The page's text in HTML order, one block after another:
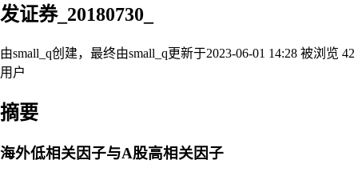
发证券_20180730_
由small_q创建，最终由small_q更新于2023-06-01 14:28 被浏览 42
用户
摘要
海外低相关因子与A股高相关因子